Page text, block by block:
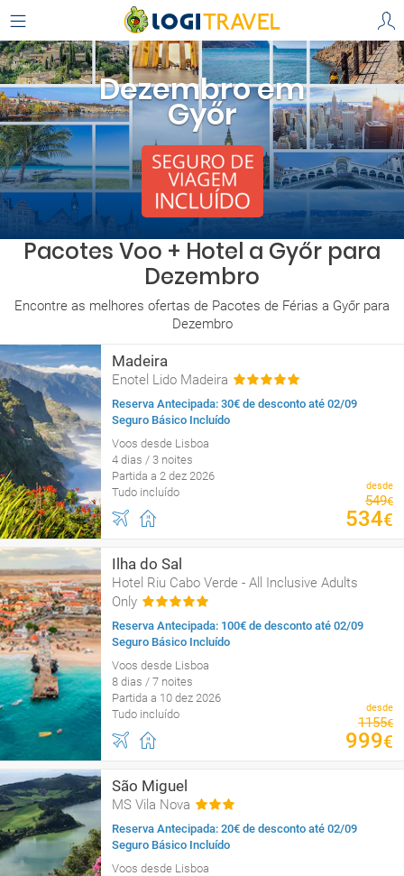
Dezembro em
Győr
Pacotes Voo + Hotel a Győr para
Dezembro
Encontre as melhores ofertas de Pacotes de Férias a Győr para
Dezembro
Madeira
Enotel Lido Madeira
Reserva Antecipada: 30€ de desconto até 02/09
Seguro Básico Incluído
Voos desde Lisboa
4 dias / 3 noites
Partida a 2 dez 2026
Tudo incluído
desde
549€
534€
Ilha do Sal
Hotel Riu Cabo Verde - All Inclusive Adults
Only
Reserva Antecipada: 100€ de desconto até 02/09
Seguro Básico Incluído
Voos desde Lisboa
8 dias / 7 noites
Partida a 10 dez 2026
Tudo incluído
desde
1155€
999€
São Miguel
MS Vila Nova
Reserva Antecipada: 20€ de desconto até 02/09
Seguro Básico Incluído
Voos desde Lisboa